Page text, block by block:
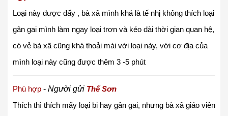
Loại này được đấy , bà xã mình khá là tế nhị không thích loại
gân gai mình làm ngay loại trơn và kéo dài thời gian quan hệ,
có vẻ bà xã cũng khá thoải mái với loại này, với cơ địa của
mình loại này cũng được thêm 3 -5 phút
Phù hợp - Người gửi Thế Sơn
Thích thì thích mấy loại bi hay gân gai, nhưng bà xã giáo viên